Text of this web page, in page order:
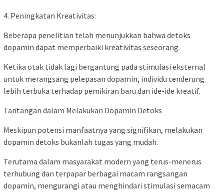
4. Peningkatan Kreativitas:
Beberapa penelitian telah menunjukkan bahwa detoks
dopamin dapat memperbaiki kreativitas seseorang.
Ketika otak tidak lagi bergantung pada stimulasi eksternal
untuk merangsang pelepasan dopamin, individu cenderung
lebih terbuka terhadap pemikiran baru dan ide-ide kreatif.
Tantangan dalam Melakukan Dopamin Detoks
Meskipun potensi manfaatnya yang signifikan, melakukan
dopamin detoks bukanlah tugas yang mudah.
Terutama dalam masyarakat modern yang terus-menerus
terhubung dan terpapar berbagai macam rangsangan
dopamin, mengurangi atau menghindari stimulasi semacam